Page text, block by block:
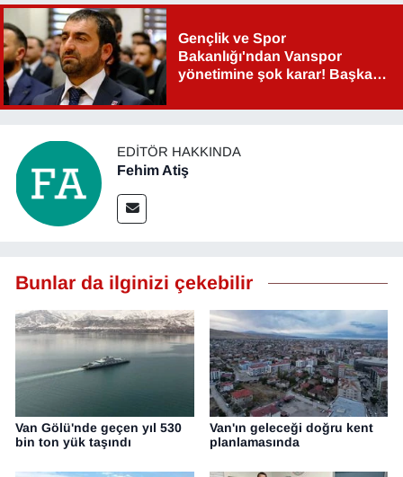
Gençlik ve Spor
Bakanlığı'ndan Vanspor
yönetimine şok karar! Başkan
EDITÖR HAKKINDA
Fehim Atiş
Bunlar da ilginizi çekebilir
Van Gölü'nde geçen yıl 530
bin ton yük taşındı
Van'ın geleceği doğru kent
planlamasında